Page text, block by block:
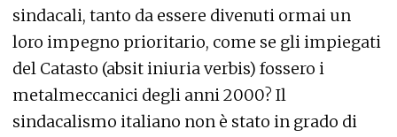
sindacali, tanto da essere divenuti ormai un
loro impegno prioritario, come se gli impiegati
del Catasto (absit iniuria verbis) fossero i
metalmeccanici degli anni 2000? Il
sindacalismo italiano non è stato in grado di